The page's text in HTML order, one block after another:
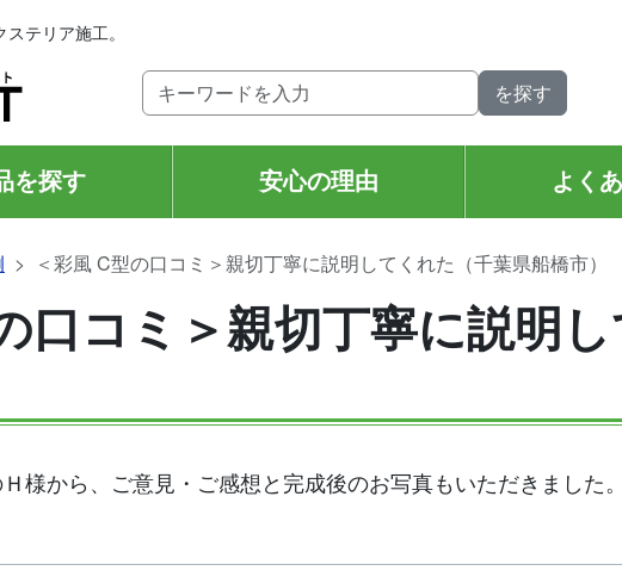
テリア施工。
を探す 安心の理由 よく
＜彩風 C型の口コミ＞親切丁寧に説明してくれた（千葉県船橋市）
口コミ＞親切丁寧に説明
様から、ご意見・ご感想と完成後のお写真もいただきました